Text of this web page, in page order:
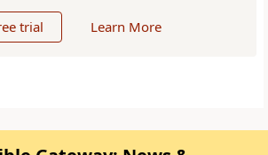
trial Learn More